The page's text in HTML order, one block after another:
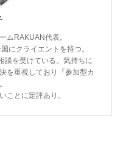
ムRAKUAN代表。
にクライエントを持つ。
談を受けている。気持ちに
を重視しており『参加型カ
ことに定評あり。